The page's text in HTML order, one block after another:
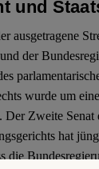
und
ausgetragene
der
wurde um
Der Zweite Senat
hat
die